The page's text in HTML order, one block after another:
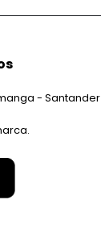
- Santander